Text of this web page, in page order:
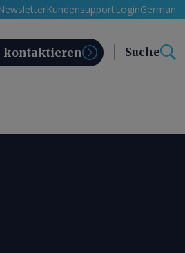
Kundensupport LoginGerman
kontaktieren Suche